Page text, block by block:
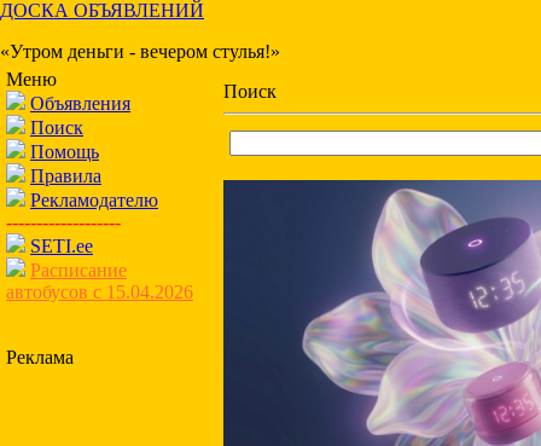
ДОСКА ОБЪЯВЛЕНИЙ
«Утром деньги - вечером стулья!»
Меню
Объявления
Поиск
Помощь
Правила
Рекламодателю
-------------------
SETI.ee
Расписание
автобусов с 15.04.2026
Реклама
Поиск